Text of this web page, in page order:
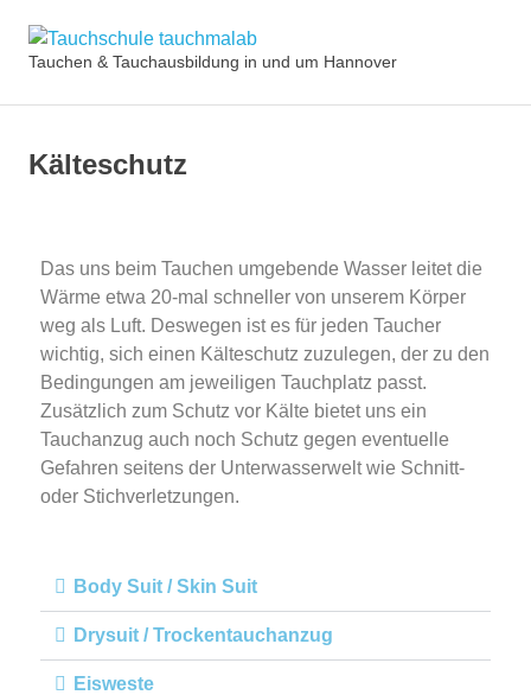
Tauchschule
tauchmalab
Tauchen & Tauchausbildung in und um Hannover
Kälteschutz
Das uns beim Tauchen umgebende Wasser leitet die
Wärme etwa 20-mal schneller von unserem Körper
weg als Luft. Deswegen ist es für jeden Taucher
wichtig, sich einen Kälteschutz zuzulegen, der zu den
Bedingungen am jeweiligen Tauchplatz passt.
Zusätzlich zum Schutz vor Kälte bietet uns ein
Tauchanzug auch noch Schutz gegen eventuelle
Gefahren seitens der Unterwasserwelt wie Schnitt-
oder Stichverletzungen.
Body Suit / Skin Suit
Drysuit / Trockentauchanzug
Eisweste